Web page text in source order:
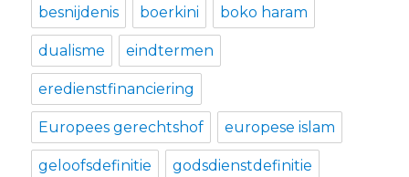
besnijdenis boerkini boko haram
dualisme eindtermen
eredienstfinanciering
Europees gerechtshof europese islam
geloofsdefinitie godsdienstdefinitie